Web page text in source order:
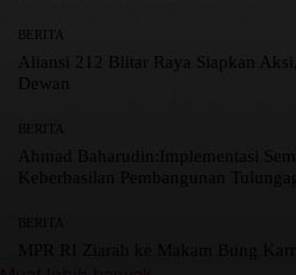
BERITA
Aliansi 212 Blitar Raya Siapkan
Dewan
BERITA
Ahmad Baharudin:Implementasi